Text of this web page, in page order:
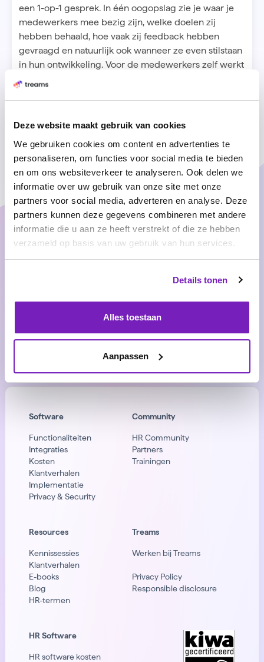
Deze website maakt gebruik van cookies
We gebruiken cookies om content en advertenties te
personaliseren, om functies voor social media te bieden
en om ons websiteverkeer te analyseren. Ook delen we
informatie over uw gebruik van onze site met onze
partners voor social media, adverteren en analyse. Deze
partners kunnen deze gegevens combineren met andere
informatie die u aan ze heeft verstrekt of die ze hebben
verzameld op basis van uw gebruik van hun services.
Details tonen
Alles toestaan
Aanpassen
een 1-op-1 gesprek. In één oogopslag zie je waar je
medewerkers mee bezig zijn, welke doelen zij
hebben behaald, hoe vaak zij feedback hebben
gevraagd en natuurlijk ook wanneer ze even stilstaan
in hun ontwikkeling. Voor de medewerkers zelf werkt
het echt als motivatie. Terug kunnen kijken en zien
Benieuwd hoe dit eruit ziet? Je ziet het in onze
klikbare demo!
Bekijk klikbare demo
Wij zijn Treams
Meer over onze
Software
Functionaliteiten
Integraties
Kosten
Klantverhalen
Implementatie
Privacy & Security
Community
HR Community
Partners
Trainingen
Resources
Kennissessies
Klantverhalen
E-books
Blog
HR-termen
Treams
Werken bij Treams
Privacy Policy
Responsible disclosure
HR Software
HR software kosten